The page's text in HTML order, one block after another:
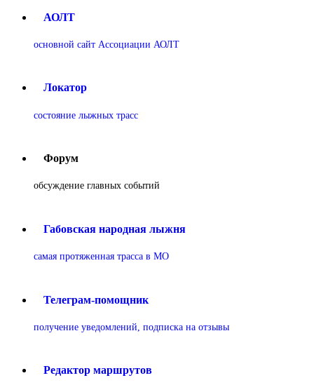
АОЛТ
основной сайт Ассоциации АОЛТ
Локатор
состояние лыжных трасс
Форум
обсуждение главных событий
Габовская народная лыжня
самая протяженная трасса в МО
Телеграм-помощник
получение уведомлений, подписка на отзывы
Редактор маршрутов